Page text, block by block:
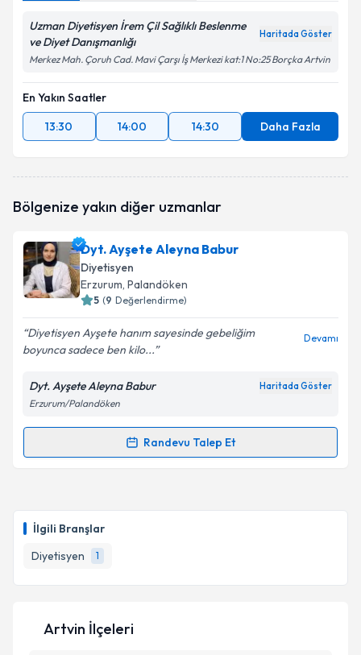
İlgili Branşlar
Diyetisyen
1
Uzman Diyetisyen İrem Çil Sağlıklı Beslenme
ve Diyet Danışmanlığı
Haritada Göster
Merkez Mah. Çoruh Cad. Mavi Çarşı İş Merkezi kat:1 No:25 Borçka Artvin
En Yakın Saatler
13:30
14:00 14:30 Daha Fazla
Bölgenize yakın diğer uzmanlar
Dyt. Ayşete Aleyna Babur
Diyetisyen
Erzurum, Palandöken
5 (9 Değerlendirme)
Diyetisyen Ayşete hanım sayesinde gebeliğim
boyunca sadece ben kilo...
Devamı
Dyt. Ayşete Aleyna Babur Haritada Göster
Erzurum/Palandöken
Randevu Talep Et
Randevu Takvimi Talebi
takvim hazırlandığında e-posta ile bilgilendireceğiz.
E-posta Adresiniz
Artvin İlçeleri